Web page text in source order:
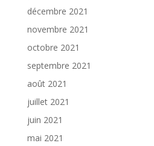
décembre 2021
novembre 2021
octobre 2021
septembre 2021
août 2021
juillet 2021
juin 2021
mai 2021